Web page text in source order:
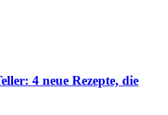
4 neue Rezepte, die